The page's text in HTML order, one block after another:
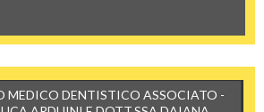
MEDICO DENTISTICO ASSOCIATO -